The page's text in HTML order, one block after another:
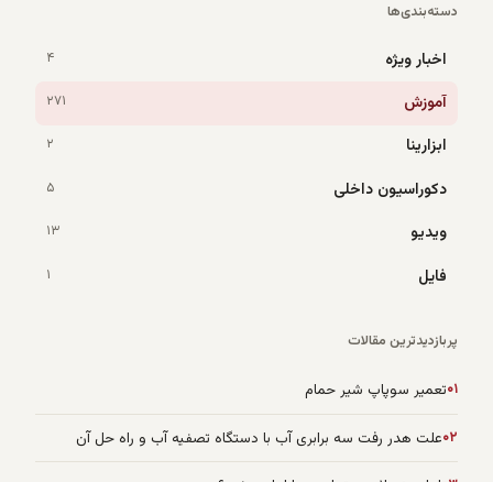
دسته‌بندی‌ها
اخبار ویژه ۴
آموزش ۲۷۱
ابزارینا ۲
دکوراسیون داخلی ۵
ویدیو ۱۳
فایل ۱
پربازدیدترین مقالات
۰۱تعمیر سوپاپ شیر حمام
۰۲علت هدر رفت سه برابری آب با دستگاه تصفیه آب و راه حل آن